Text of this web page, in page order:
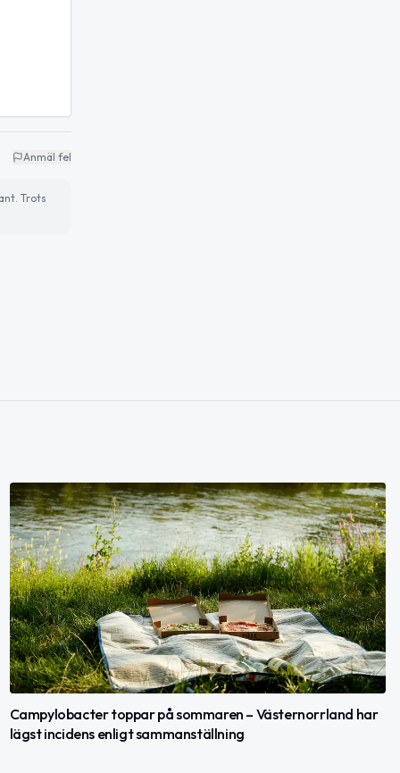
Anmäl fel
Trots
Campylobacter toppar på sommaren – Västernorrland har
lägst incidens enligt sammanställning